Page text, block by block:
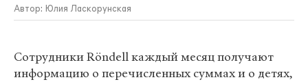
Автор: Юлия Ласкорунская
Сотрудники Röndell каждый месяц получают
информацию о перечисленных суммах и о детях,